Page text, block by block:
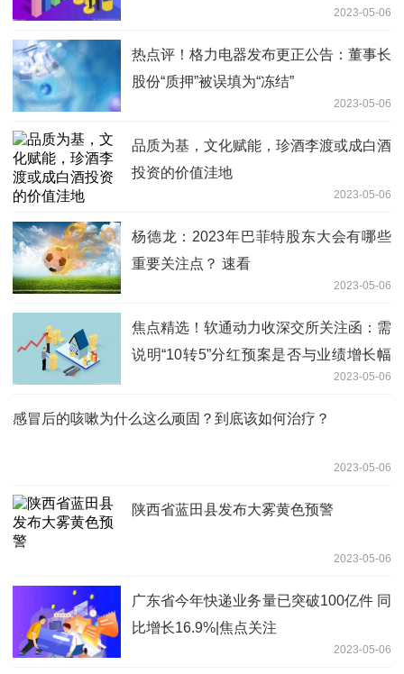
2023-05-06
热点评！格力电器发布更正公告：董事长
股份“质押”被误填为“冻结”
2023-05-06
品质为基，文化赋能，珍酒李渡或成白酒
投资的价值洼地
2023-05-06
杨德龙：2023年巴菲特股东大会有哪些
重要关注点？ 速看
2023-05-06
焦点精选！软通动力收深交所关注函：需
说明“10转5”分红预案是否与业绩增长幅
2023-05-06
感冒后的咳嗽为什么这么顽固？到底该如何治疗？
2023-05-06
陕西省蓝田县发布大雾黄色预警
2023-05-06
广东省今年快递业务量已突破100亿件 同
比增长16.9%|焦点关注
2023-05-06